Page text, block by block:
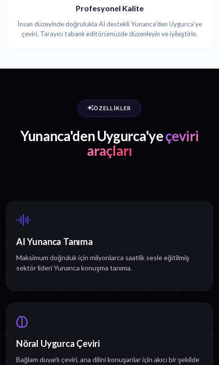
Profesyonel Kalite
İnsan düzeyinde doğrulukla AI destekli Yunanca'den Uygurca'ye
çeviri. Tarayıcı tabanlı editörümüzde düzenleyin ve iyileştirin.
ÖZELLIKLER
Yunanca'den Uygurca'yeçeviri
araçları
AI Yunanca Tanıma
Maksimum doğruluk için milyonlarca saatlik sesle eğitilmiş
sektör lideri Yunanca konuşma tanıma.
Nöral Uygurca Çeviri
Bağlam duyarlı çeviri, ana dilini konuşanlar için akıcı bir şekilde